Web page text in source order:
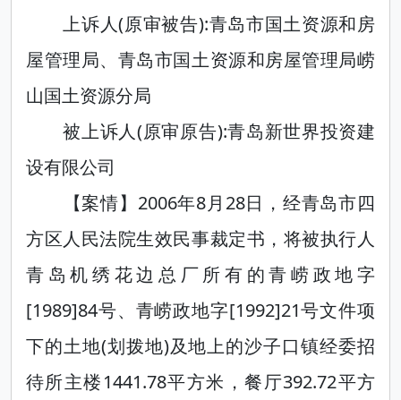
上诉人(原审被告):青岛市国土资源和房
屋管理局、青岛市国土资源和房屋管理局崂
山国土资源分局
被上诉人(原审原告):青岛新世界投资建
设有限公司
【案情】2006年8月28日，经青岛市四
方区人民法院生效民事裁定书，将被执行人
青岛机绣花边总厂所有的青崂政地字
[1989]84号、青崂政地字[1992]21号文件项
下的土地(划拨地)及地上的沙子口镇经委招
待所主楼1441.78平方米，餐厅392.72平方